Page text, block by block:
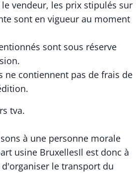
vendeur, les prix stipulés sur
sont en vigueur au moment
sont sous réserve
ne contiennent pas de frais de
tva.
à une personne morale
usine BruxellesIl est donc à
le transport du